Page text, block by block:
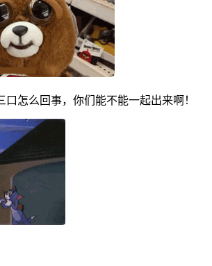
口怎么回事，你们能不能一起出来啊！